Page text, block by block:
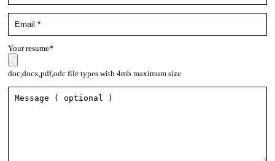
Your resume*
doc,docx,pdf,odc file types with 4mb maximum size